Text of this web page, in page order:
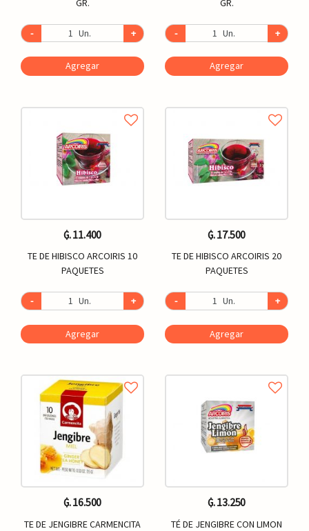
GR.
- Un. +
Agregar
GR.
- Un. +
Agregar
₲. 11.400
TE DE HIBISCO ARCOIRIS 10
PAQUETES
- Un. +
Agregar
₲. 17.500
TE DE HIBISCO ARCOIRIS 20
PAQUETES
- Un. +
Agregar
₲. 16.500
TE DE JENGIBRE CARMENCITA
₲. 13.250
TÉ DE JENGIBRE CON LIMON